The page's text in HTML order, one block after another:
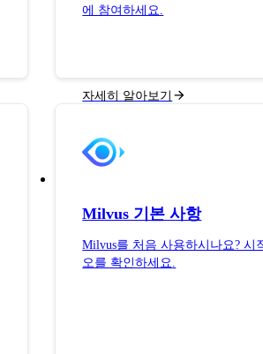
에 참여하세요.
자세히 알아보기
Milvus 기본 사항
Milvus를 처음 사용하시나요? 시
오를 확인하세요.